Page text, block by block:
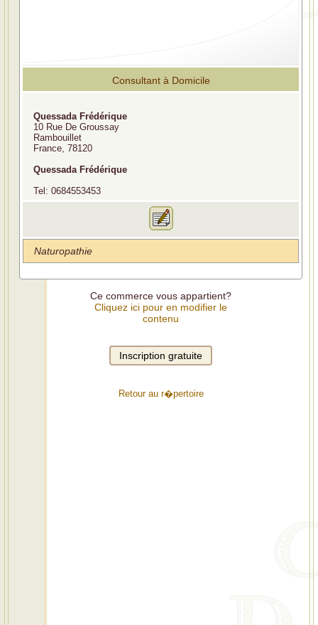
Consultant à Domicile
Quessada Frédérique
10 Rue De Groussay
Rambouillet
France, 78120
Quessada Frédérique
Tel: 0684553453
Naturopathie
Ce commerce vous appartient?
Cliquez ici pour en modifier le
contenu
Retour au r�pertoire